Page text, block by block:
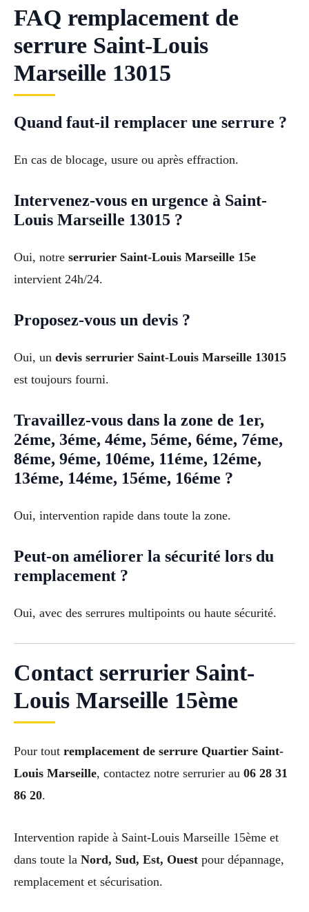
FAQ remplacement de
serrure Saint-Louis
Marseille 13015
Quand faut-il remplacer une serrure ?
En cas de blocage, usure ou après effraction.
Intervenez-vous en urgence à Saint-
Louis Marseille 13015 ?
Oui, notre serrurier Saint-Louis Marseille 15e
intervient 24h/24.
Proposez-vous un devis ?
Oui, un devis serrurier Saint-Louis Marseille 13015
est toujours fourni.
Travaillez-vous dans la zone de 1er,
2éme, 3éme, 4éme, 5éme, 6éme, 7éme,
8éme, 9éme, 10éme, 11éme, 12éme,
13éme, 14éme, 15éme, 16éme ?
Oui, intervention rapide dans toute la zone.
Peut-on améliorer la sécurité lors du
remplacement ?
Oui, avec des serrures multipoints ou haute sécurité.
Contact serrurier Saint-
Louis Marseille 15ème
Pour tout remplacement de serrure Quartier Saint-
Louis Marseille, contactez notre serrurier au 06 28 31
86 20.
Intervention rapide à Saint-Louis Marseille 15ème et
dans toute la Nord, Sud, Est, Ouest pour dépannage,
remplacement et sécurisation.